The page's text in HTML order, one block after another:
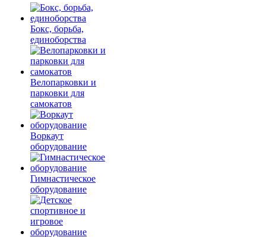
Бокс, борьба,
единоборства
Велопарковки и
парковки для
самокатов
Воркаут
оборудование
Гимнастическое
оборудование